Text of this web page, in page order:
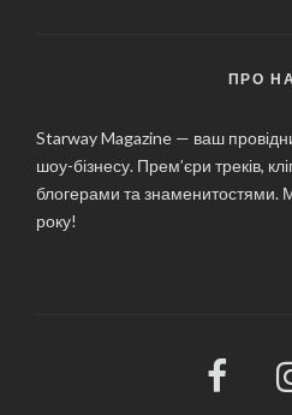
ПРО
Starway Magazine — ваш
шоу-бізнесу. Прем’єри треків,
блогерами та знаменитостями.
року!